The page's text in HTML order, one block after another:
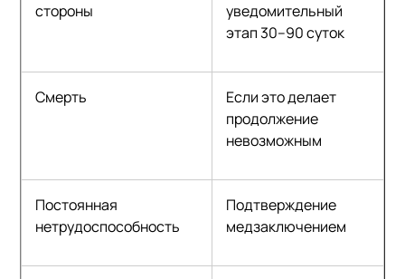
стороны
уведомительный
этап 30–90 суток
Смерть
Если это делает
продолжение
невозможным
Постоянная
нетрудоспособность
Подтверждение
медзаключением